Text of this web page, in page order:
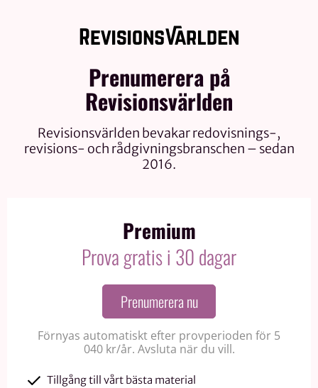
Prenumerera på
Revisionsvärlden
Revisionsvärlden bevakar redovisnings-,
revisions- och rådgivningsbranschen – sedan
2016.
Premium
Prova gratis i 30 dagar
Prenumerera nu
Förnyas automatiskt efter provperioden för 5
040 kr/år. Avsluta när du vill.
Tillgång till vårt bästa material